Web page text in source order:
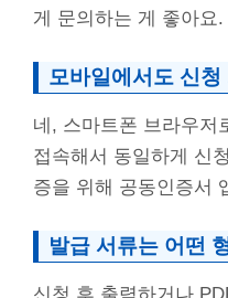
게 문의하는 게 좋아요.
모바일에서도 신
네, 스마트폰 브라우저
접속해서 동일하게 신
증을 위해 공동인증서
발급 서류는 어떤